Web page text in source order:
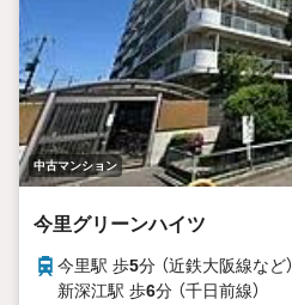
中古マンション
今里グリーンハイツ
今里駅 歩5分 （近鉄大阪線など）
新深江駅 歩6分 （千日前線）